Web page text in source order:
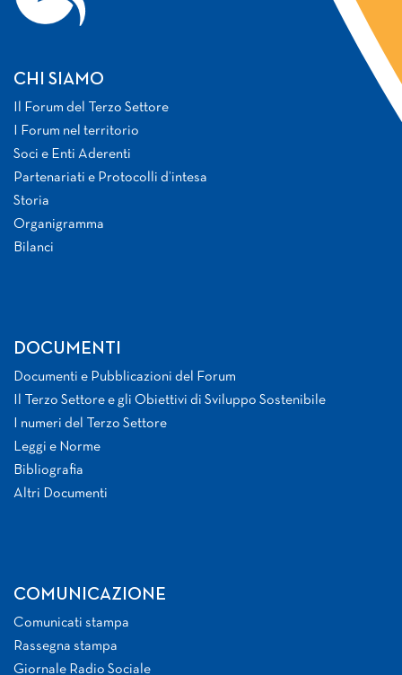
CHI SIAMO
Il Forum del Terzo Settore
I Forum nel territorio
Soci e Enti Aderenti
Partenariati e Protocolli d’intesa
Storia
Organigramma
Bilanci
DOCUMENTI
Documenti e Pubblicazioni del Forum
Il Terzo Settore e gli Obiettivi di Sviluppo Sostenibile
I numeri del Terzo Settore
Leggi e Norme
Bibliografia
Altri Documenti
COMUNICAZIONE
Comunicati stampa
Rassegna stampa
Giornale Radio Sociale